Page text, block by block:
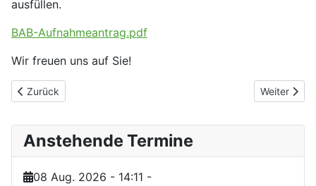
Anstehende Termine
08 Aug. 2026 - 14:11 -
ausfüllen.
BAB-Aufnahmeantrag.pdf
Wir freuen uns auf Sie!
Vorheriger Beitrag: Satzung
Zurück Nächster
Weiter